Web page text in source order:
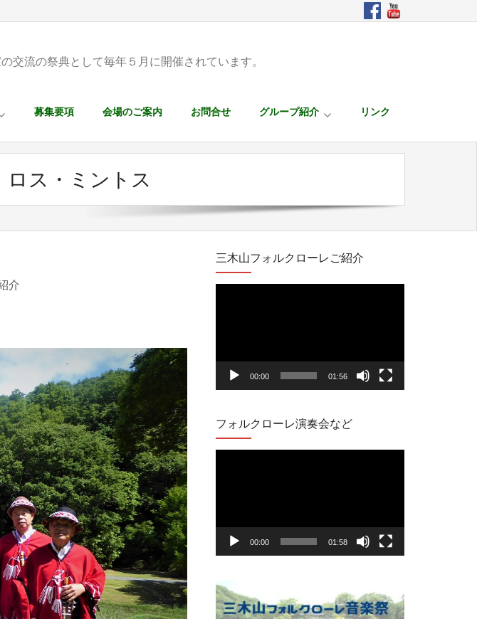
交流の祭典として毎年５月に開催されています。
募集要項 会場のご案内 お問合せ グループ紹介 リンク
ロス・ミントス
介
三木山フォルクローレご紹介
レ
ー
ー
00:00 01:56
フォルクローレ演奏会など
レ
ー
ー
00:00 01:58